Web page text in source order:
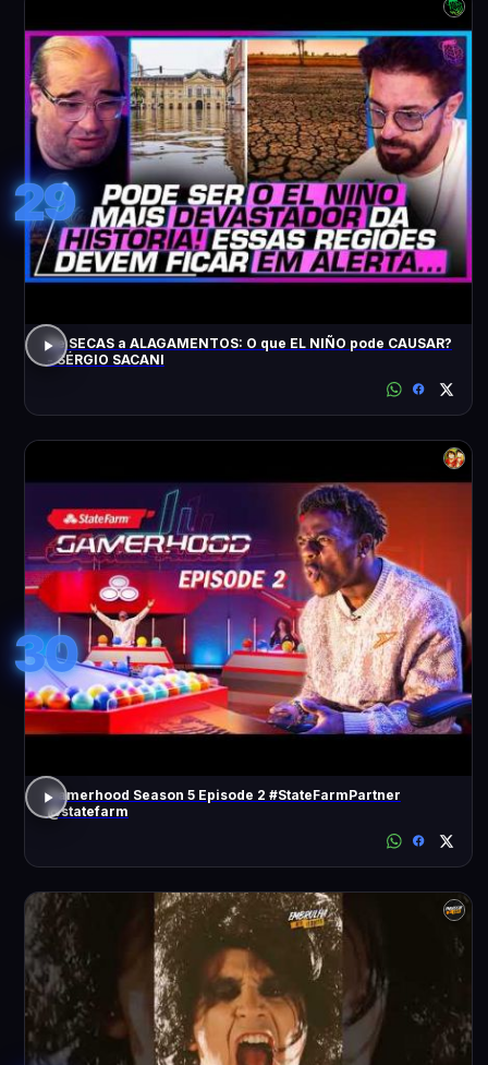
29
De SECAS a ALAGAMENTOS: O que EL NIÑO pode CAUSAR?
- SÉRGIO SACANI
30
Gamerhood Season 5 Episode 2 #StateFarmPartner
@statefarm